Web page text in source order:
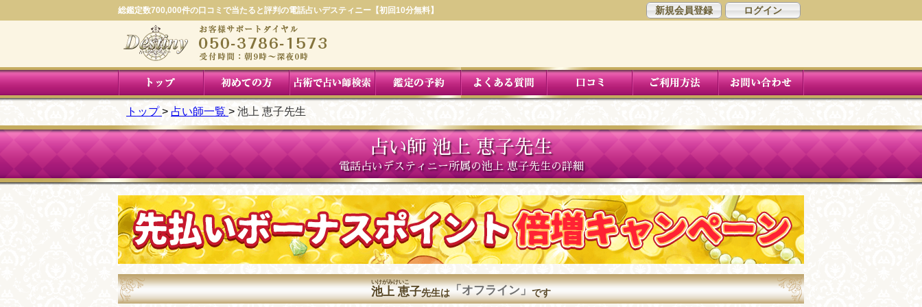
総鑑定数700,000件の口コミで当たると評判の電話占いデスティニー【初回10分無料】 新規会員登録 ログイン
トップ 占い師一覧 池上 恵子先生
占い師 池上 恵子先生
電話占いデスティニー所属の池上 恵子先生の詳細
いけがみけいこ
池上 恵子先生は「オフライン」です